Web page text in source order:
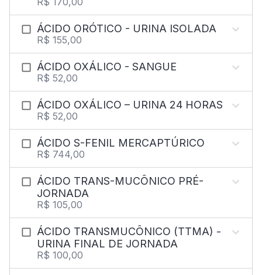
ÁCIDO ORÓTICO - URINA ISOLADA
R$ 155,00
ÁCIDO OXÁLICO - SANGUE
R$ 52,00
ÁCIDO OXÁLICO – URINA 24 HORAS
R$ 52,00
ÁCIDO S-FENIL MERCAPTÚRICO
R$ 744,00
ÁCIDO TRANS-MUCÔNICO PRÉ-
JORNADA
R$ 105,00
ÁCIDO TRANSMUCÔNICO (TTMA) -
URINA FINAL DE JORNADA
R$ 100,00